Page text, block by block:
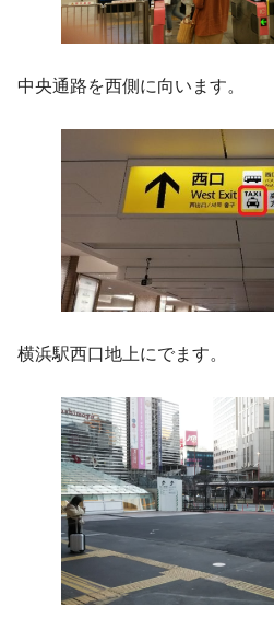
中央通路を西側に向います。
横浜駅西口地上にでます。